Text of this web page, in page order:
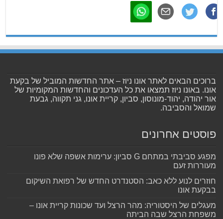
ברוכים הבאים לאתר אונו ניוז – אתר החדשות המוביל של בקעת
אונו. באונו ניוז תמצאו את כל העדכונים והחדשות המקומיות של
אור יהודה, יהוד-מונוסון, סביון, קריית אונו, גני תקווה, גבעת
שמואל והסביבה.
פוסטים אחרונים
מפגע סביבתי במתחם G סביון: ערימות אשפה שלא פונו
מעוררות זעם
חוזרים לנוע ללא כאב: הסטנדרט החדש של רפואת השיקום
בבקעת אונו
מעגלים של היסטוריה: מהר הרצל ועד שכונות קריית אונו –
משפחת הרצל שבה הביתה